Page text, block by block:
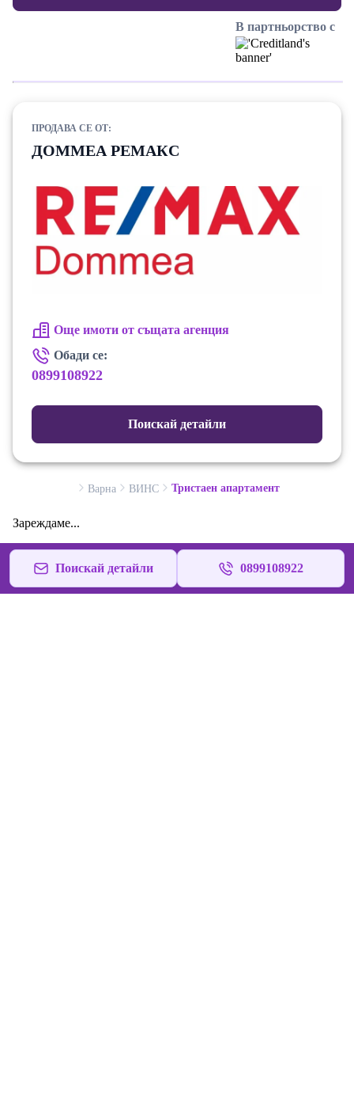
В партньорство с
ПРОДАВА СЕ ОТ:
ДОММЕА РЕМАКС
Още имоти от същата агенция
Обади се:
0899108922
Поискай детайли
Варна ВИНС Тристаен апартамент
Зареждаме...
Поискай детайли 0899108922